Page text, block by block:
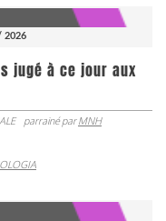
2026
jugé à ce jour aux
parrainé parMNH